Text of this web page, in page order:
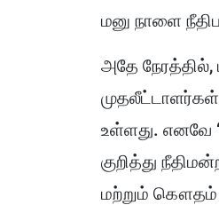
மனு நாளை
அதே நேரத்தில்,
உள்ளது. எனவே
குறித்து
மற்றும் கௌதம்